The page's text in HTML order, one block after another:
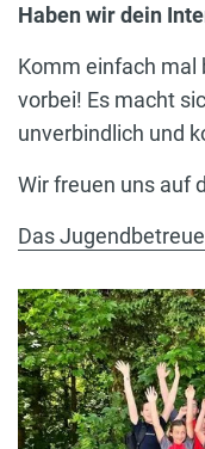
Haben wir dein
Komm einfach mal
vorbei! Es macht
unverbindlich und
Wir freuen uns auf
Das